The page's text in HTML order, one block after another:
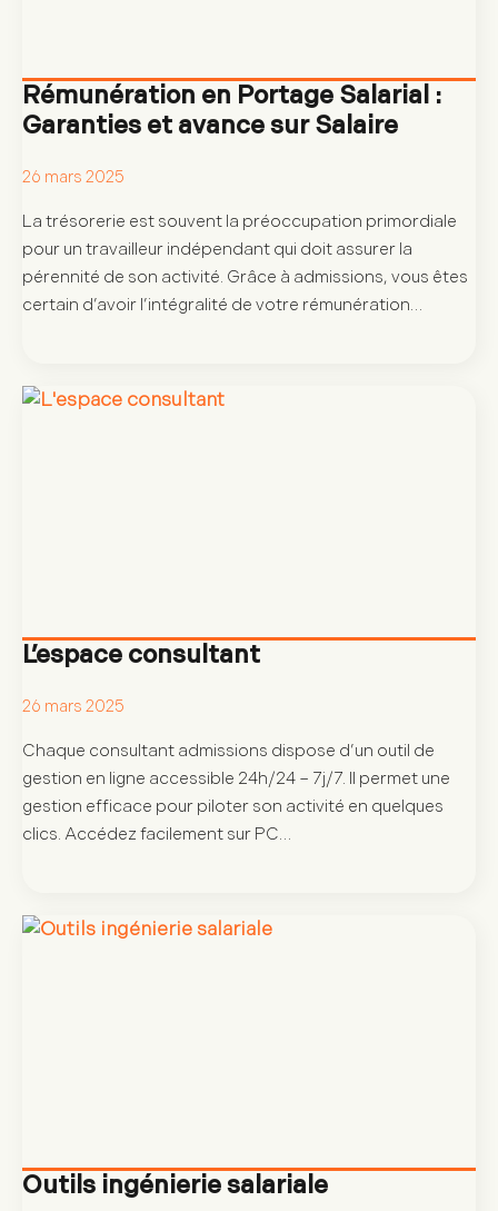
Rémunération en Portage Salarial :
Garanties et avance sur Salaire
26 mars 2025
La trésorerie est souvent la préoccupation primordiale
pour un travailleur indépendant qui doit assurer la
pérennité de son activité. Grâce à admissions, vous êtes
certain d’avoir l’intégralité de votre rémunération…
L’espace consultant
26 mars 2025
Chaque consultant admissions dispose d’un outil de
gestion en ligne accessible 24h/24 – 7j/7. Il permet une
gestion efficace pour piloter son activité en quelques
clics. Accédez facilement sur PC…
Outils ingénierie salariale